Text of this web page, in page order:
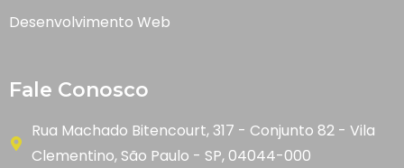
Desenvolvimento Web
Fale Conosco
Rua Machado Bitencourt, 317 - Conjunto 82 - Vila
Clementino, São Paulo - SP, 04044-000